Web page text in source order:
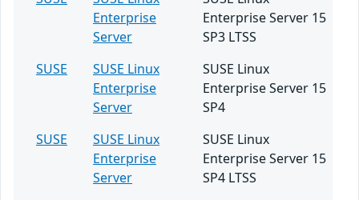
Enterprise
Server
Enterprise Server 15
SP3 LTSS
SUSE
SUSE Linux
Enterprise
Server
SUSE Linux
Enterprise Server 15
SP4
SUSE
SUSE Linux
Enterprise
Server
SUSE Linux
Enterprise Server 15
SP4 LTSS